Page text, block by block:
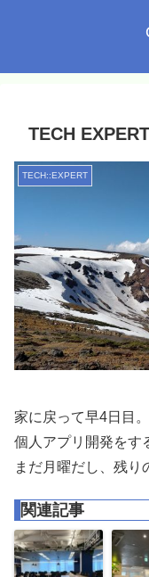
TECH
TECH::EXPERT
家に戻って早4日目。
個人アプリ開発をす
まだ月曜だし、残り
関連記事